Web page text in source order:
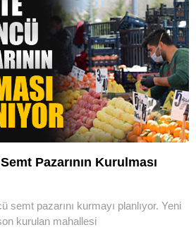
Pazarının Kurulması
semt pazarını kurmayı planlıyor. Yeni
kurulan mahallesi